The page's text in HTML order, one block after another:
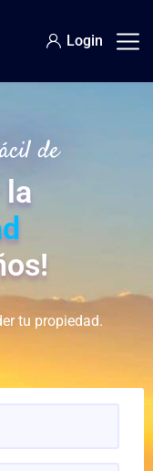
Login
de
la
tu propiedad.